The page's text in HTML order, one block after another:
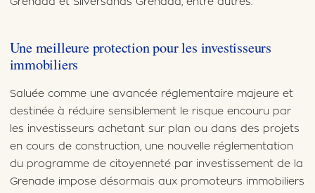
Une meilleure protection pour les investisseurs
immobiliers
Saluée comme une avancée réglementaire majeure et
destinée à réduire sensiblement le risque encouru par
les investisseurs achetant sur plan ou dans des projets
en cours de construction, une nouvelle réglementation
du programme de citoyenneté par investissement de la
Grenade impose désormais aux promoteurs immobiliers